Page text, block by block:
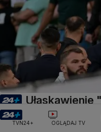
Ułaskawienie
wysłał Nawrocki?
S. Zakrzewski
TVN24+ OGLĄDAJ TV